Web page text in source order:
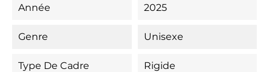
Année 2025
Genre Unisexe
Type De Cadre Rigide